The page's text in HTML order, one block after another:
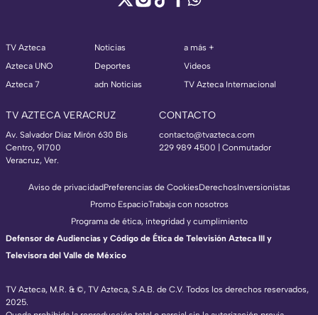
TV Azteca
Azteca UNO
Azteca 7
Noticias
Deportes
adn Noticias
a más +
Videos
TV Azteca Internacional
TV AZTECA VERACRUZ
Av. Salvador Díaz Mirón 630 Bis
Centro, 91700
Veracruz, Ver.
CONTACTO
contacto@tvazteca.com
229 989 4500 | Conmutador
TV Azteca, M.R. & ©, TV Azteca, S.A.B. de C.V. Todos los derechos reservados,
2025.
Aviso de privacidadPreferencias de CookiesDerechosInversionistas
Promo EspacioTrabaja con nosotros
Programa de ética, integridad y cumplimiento
Defensor de Audiencias y Código de Ética de Televisión Azteca III y
Televisora del Valle de México